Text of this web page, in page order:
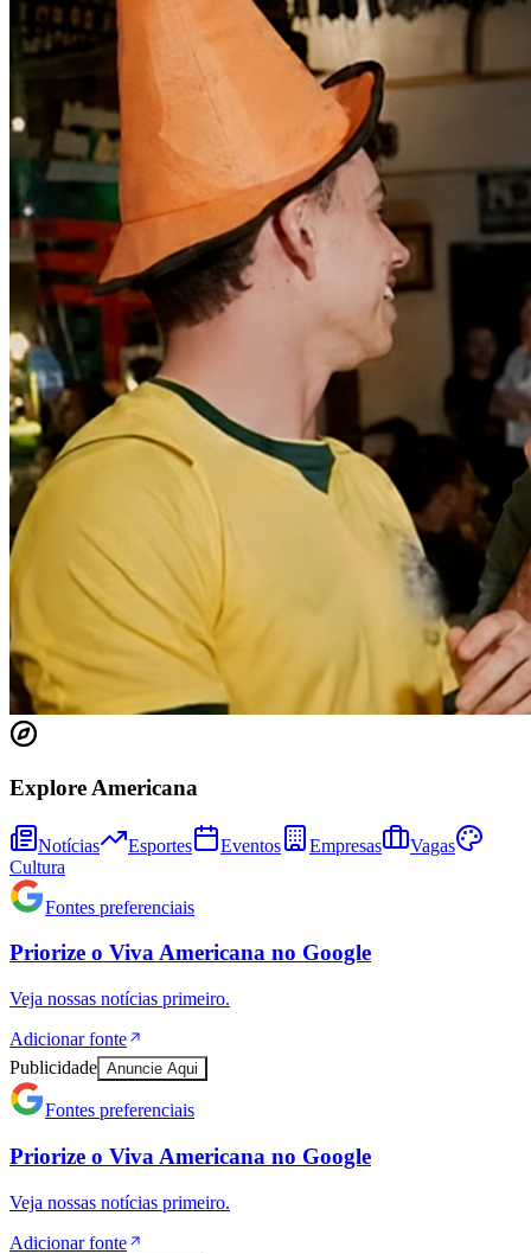
Vitória
Sport
Explore Americana
Notícias Esportes Eventos Empresas
Vagas
Cultura
Fontes preferenciais
Priorize o Viva Americana no Google
Veja nossas notícias primeiro.
Adicionar fonte
Publicidade Anuncie Aqui
Fontes preferenciais
Priorize o Viva Americana no Google
Veja nossas notícias primeiro.
Adicionar fonte